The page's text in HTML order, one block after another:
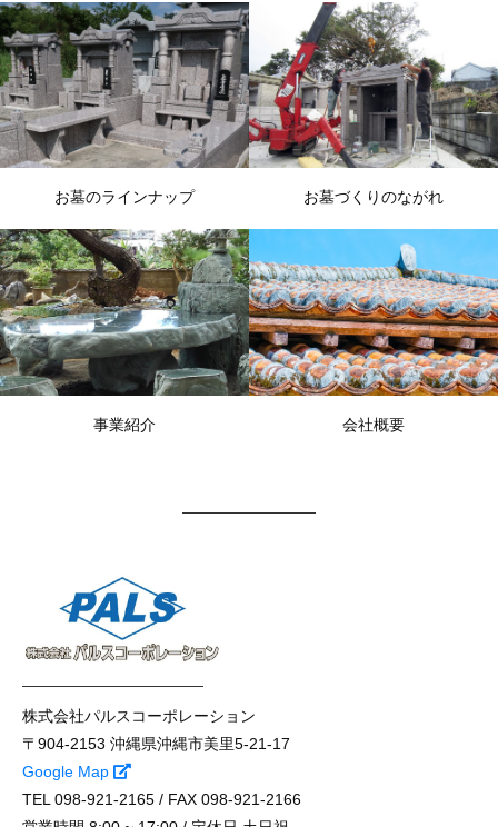
お墓のラインナップ お墓づくりのながれ
事業紹介 会社概要
株式会社パルスコーポレーション
〒904-2153 沖縄県沖縄市美里5-21-17
Google Map
TEL 098-921-2165 / FAX 098-921-2166